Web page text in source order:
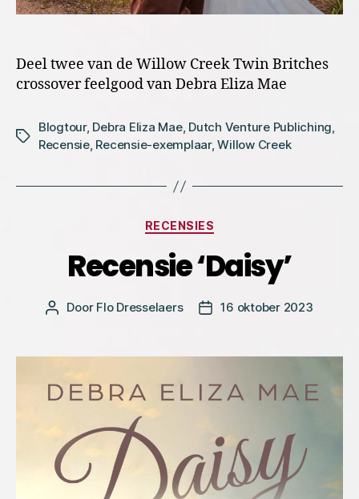
Deel twee van de Willow Creek Twin Britches
crossover feelgood van Debra Eliza Mae
Tags
Blogtour, Debra Eliza Mae, Dutch Venture Publiching,
Recensie, Recensie-exemplaar,Willow Creek
Categorieën
RECENSIES
Recensie ‘Daisy’
Bericht
Door Flo Dresselaers Berichtdatum
16 oktober 2023